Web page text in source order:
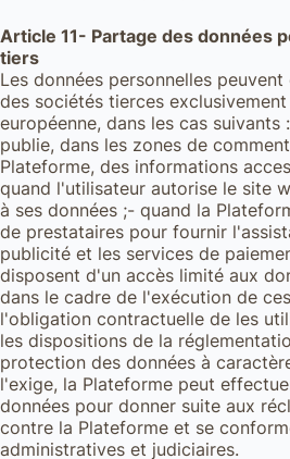
Article 11- Partage des données
tiers
Les données personnelles
des sociétés tierces exclusivement
européenne, dans les cas
publie, dans les zones de
Plateforme, des informations
quand l'utilisateur autorise le site
à ses données ;- quand la
de prestataires pour fournir
publicité et les services de
disposent d'un accès limité aux
dans le cadre de l'exécution de
l'obligation contractuelle de les
les dispositions de la
protection des données à
l'exige, la Plateforme peut
données pour donner suite aux
contre la Plateforme et se
administratives et judiciaires.